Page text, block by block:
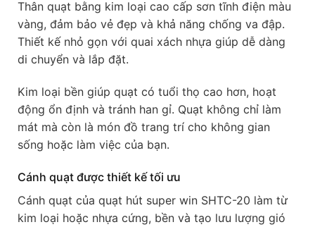
Thân quạt bằng kim loại cao cấp sơn tĩnh điện màu
vàng, đảm bảo vẻ đẹp và khả năng chống va đập.
Thiết kế nhỏ gọn với quai xách nhựa giúp dễ dàng
di chuyển và lắp đặt.
Kim loại bền giúp quạt có tuổi thọ cao hơn, hoạt
động ổn định và tránh han gỉ. Quạt không chỉ làm
mát mà còn là món đồ trang trí cho không gian
sống hoặc làm việc của bạn.
Cánh quạt được thiết kế tối ưu
Cánh quạt của quạt hút super win SHTC-20 làm từ
kim loại hoặc nhựa cứng, bền và tạo lưu lượng gió